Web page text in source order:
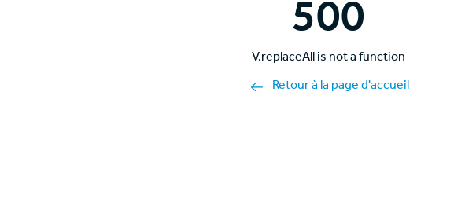
500
V.replaceAll is not a function
Retour à la page d'accueil